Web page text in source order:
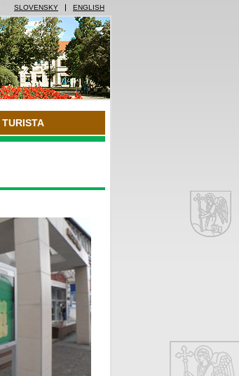
SLOVENSKY ENGLISH
TURISTA